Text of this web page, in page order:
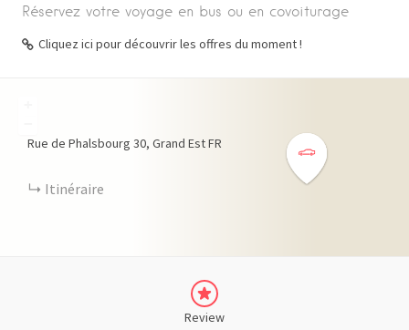
Réservez votre voyage en bus ou en covoiturage
Cliquez ici pour découvrir les offres du moment !
Rue de Phalsbourg 30 Grand EstFR
Itinéraire
Review